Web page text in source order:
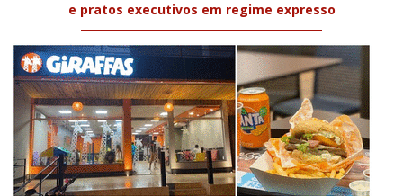
e pratos executivos em regime expresso